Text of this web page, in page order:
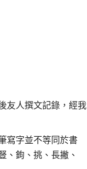
友人撰文記錄，經我
寫字並不等同於書
鉤、挑、長撇、